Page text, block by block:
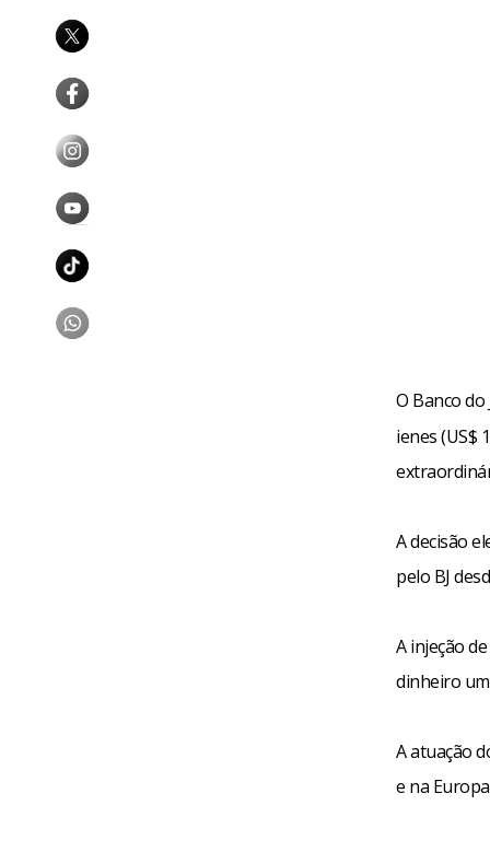
O Banco do
ienes (US$
A decisão
pelo BJ
A injeção
dinheiro
A atuação
e na